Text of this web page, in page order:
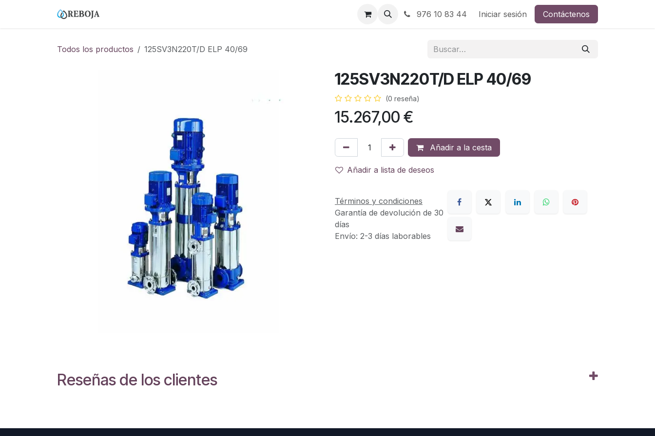
Blog 976 10 83 44 Iniciar sesión Contáctenos
Todos los productos 125SV3N220T/D ELP 40/69
125SV3N220T/D ELP 40/69
(0 reseña)
15.267,00 €
Añadir a la cesta
Añadir a lista de deseos
Términos y condiciones
Garantía de devolución de 30
días
Envío: 2-3 días laborables
Reseñas de los clientes